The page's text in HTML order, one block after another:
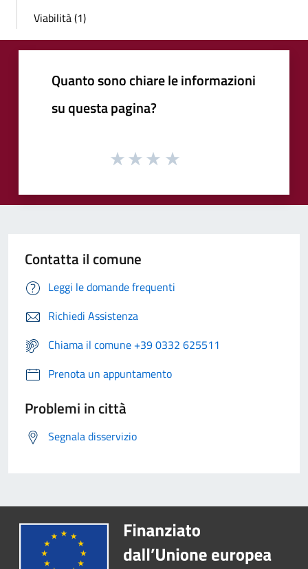
Viabilità (1)
Quanto sono chiare le informazioni
su questa pagina?
Contatta il comune
Leggi le domande frequenti
Richiedi Assistenza
Chiama il comune +39 0332 625511
Prenota un appuntamento
Problemi in città
Segnala disservizio